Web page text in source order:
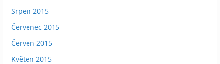
Srpen 2015
Červenec 2015
Červen 2015
Květen 2015